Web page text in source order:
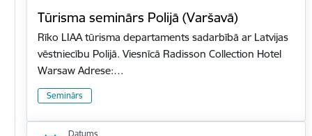
Tūrisma seminārs Polijā (Varšavā)
Rīko LIAA tūrisma departaments sadarbībā ar Latvijas
vēstniecību Polijā. Viesnīcā Radisson Collection Hotel
Warsaw Adrese:…
Seminārs
Datums